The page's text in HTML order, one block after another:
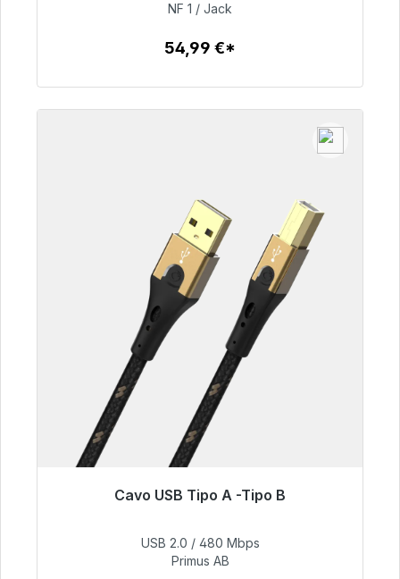
54,99 €
NF 1 / Jack
54,99 €*
Cavo USB Tipo A -Tipo B
Pronto per la spedizione immediata, tempo di
76,99 €
USB 2.0 / 480 Mbps
Primus AB